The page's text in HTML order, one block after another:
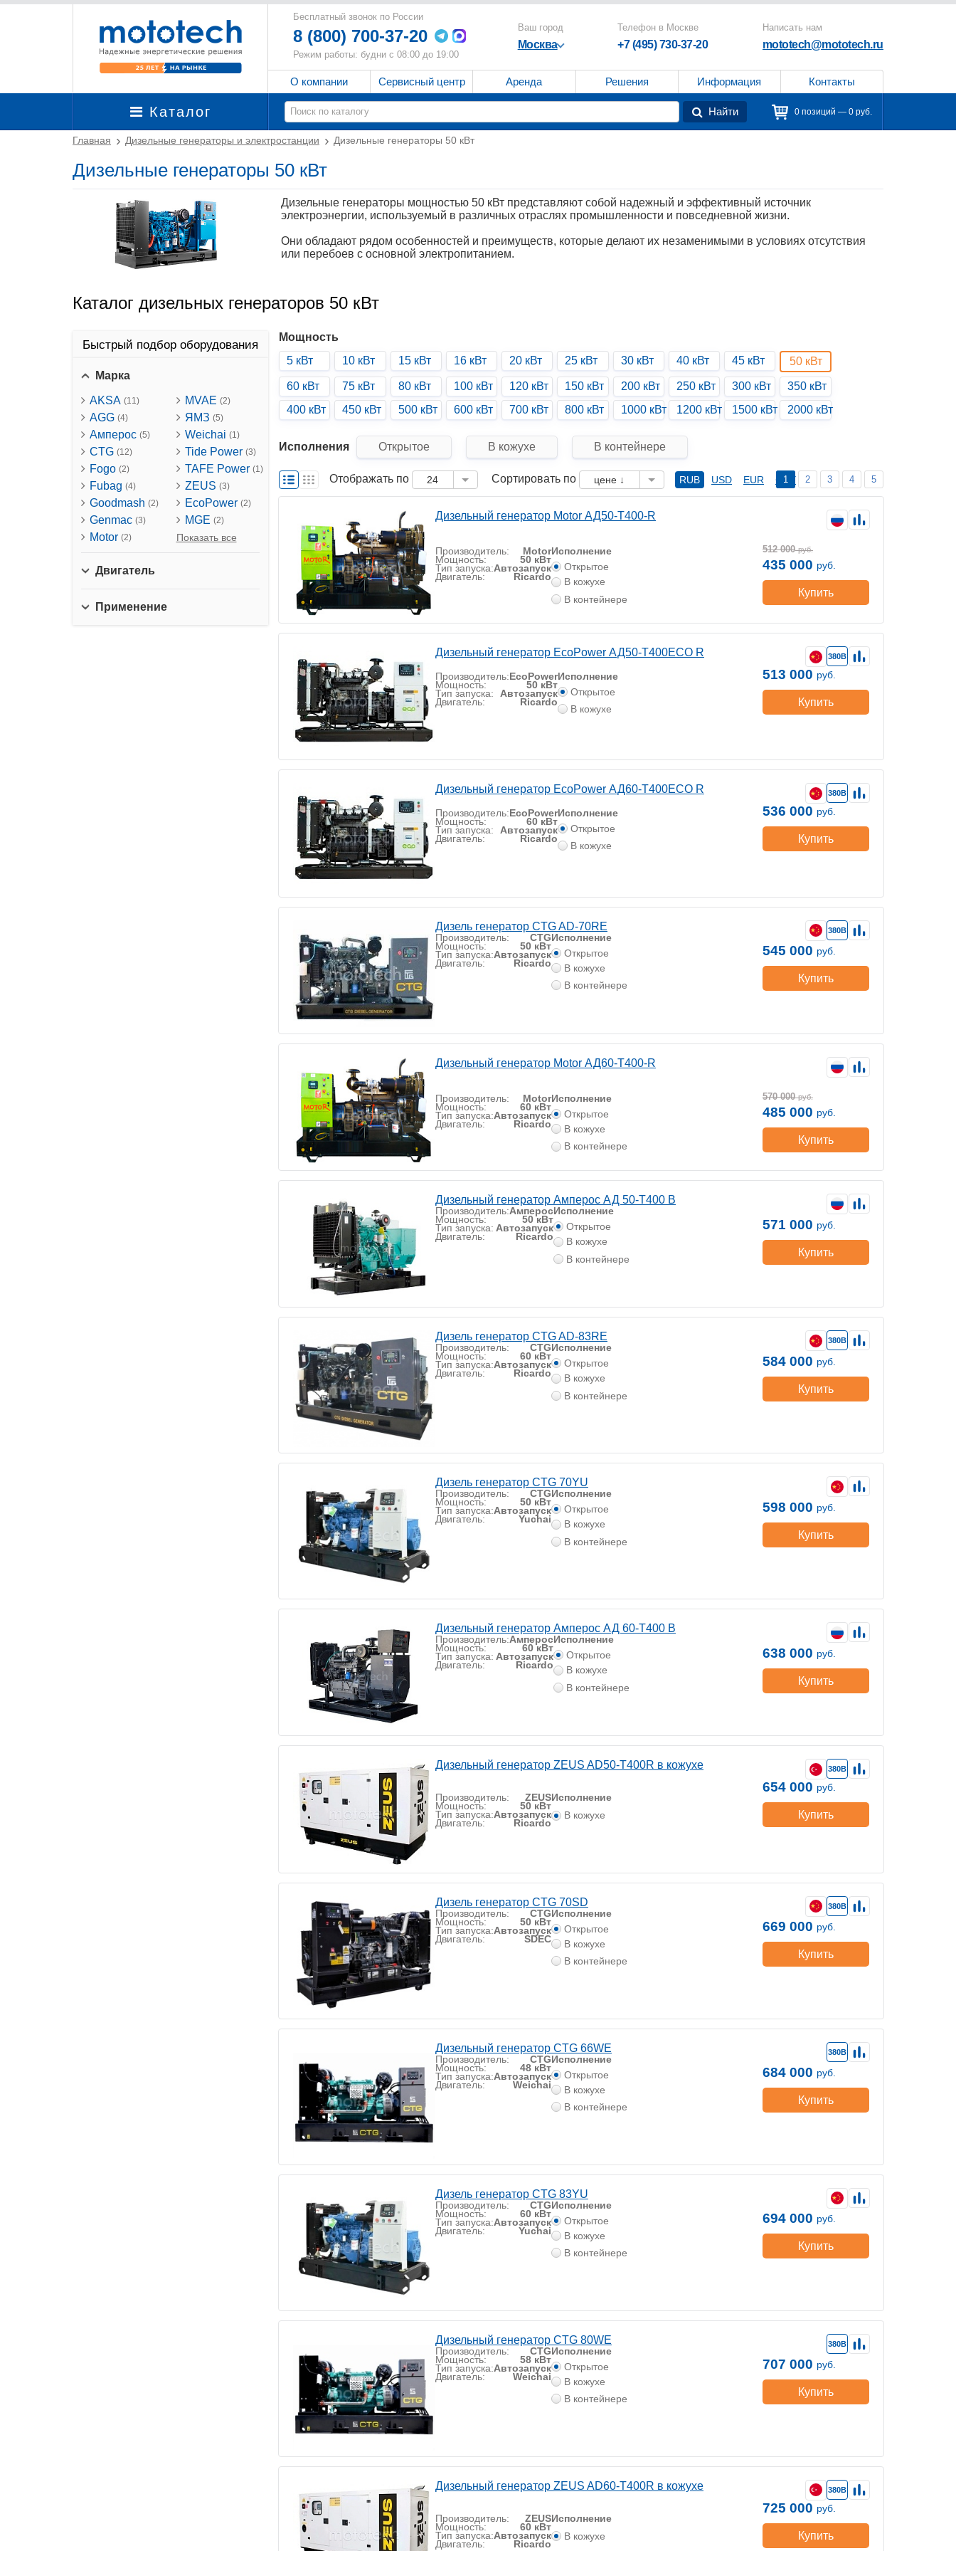
Бесплатный звонок по России
8 (800) 700-37-20
Режим работы: будни с 08:00 до 19:00
Ваш город
Москва
Телефон в Москве
+7 (495) 730-37-20
Написать нам
mototech@mototech.ru
О компании Сервисный центр Аренда Решения Информация Контакты
Каталог Найти 0 позиций — 0 руб.
Главная Дизельные генераторы и электростанции Дизельные генераторы 50 кВт
Дизельные генераторы 50 кВт
Дизельные генераторы мощностью 50 кВт представляют собой надежный и эффективный источник
электроэнергии, используемый в различных отраслях промышленности и повседневной жизни.
Они обладают рядом особенностей и преимуществ, которые делают их незаменимыми в условиях отсутствия
или перебоев с основной электропитанием.
Каталог дизельных генераторов 50 кВт
Быстрый подбор оборудования
Марка
AKSA (11)
AGG (4)
Амперос (5)
CTG (12)
Fogo (2)
Fubag (4)
Goodmash (2)
Genmac (3)
Motor (2)
MVAE (2)
ЯМЗ (5)
Weichai (1)
Tide Power (3)
TAFE Power (1)
ZEUS (3)
EcoPower (2)
MGE (2)
Показать все
Двигатель
Применение
Мощность
5 кВт
10 кВт 15 кВт 16 кВт 20 кВт 25 кВт 30 кВт 40 кВт 45 кВт 50 кВт
60 кВт 75 кВт 80 кВт 100 кВт 120 кВт 150 кВт 200 кВт 250 кВт 300 кВт
350 кВт
400 кВт
450 кВт 500 кВт 600 кВт 700 кВт 800 кВт 1000 кВт 1200 кВт 1500 кВт 2000 кВт
Исполнения Открытое В кожухе В контейнере
Отображать по 24 Сортировать по цене ↓ RUB USD EUR CNY
1 2 3 4 5
Дизельный генератор Motor АД50-Т400-R
Производитель: Motor
Мощность: 50 кВт
Тип запуска:Автозапуск
Двигатель: Ricardo
Исполнение
Открытое
В кожухе
В контейнере
512 000 руб.
435 000 руб.
Купить
Дизельный генератор EcoPower АД50-T400ECO R
Производитель:EcoPower
Мощность: 50 кВт
Тип запуска: Автозапуск
Двигатель: Ricardo
Исполнение
Открытое
В кожухе
380В
513 000 руб.
Купить
Дизельный генератор EcoPower АД60-T400ECO R
Производитель:EcoPower
Мощность: 60 кВт
Тип запуска: Автозапуск
Двигатель: Ricardo
Исполнение
Открытое
В кожухе
380В
536 000 руб.
Купить
Дизель генератор CTG AD-70RE
Производитель: CTG
Мощность: 50 кВт
Тип запуска:Автозапуск
Двигатель: Ricardo
Исполнение
Открытое
В кожухе
В контейнере
380В
545 000 руб.
Купить
Дизельный генератор Motor АД60-Т400-R
Производитель: Motor
Мощность: 60 кВт
Тип запуска:Автозапуск
Двигатель: Ricardo
Исполнение
Открытое
В кожухе
В контейнере
570 000 руб.
485 000 руб.
Купить
Дизельный генератор Амперос АД 50-Т400 B
Производитель:Амперос
Мощность: 50 кВт
Тип запуска: Автозапуск
Двигатель: Ricardo
Исполнение
Открытое
В кожухе
В контейнере
571 000 руб.
Купить
Дизель генератор CTG AD-83RE
Производитель: CTG
Мощность: 60 кВт
Тип запуска:Автозапуск
Двигатель: Ricardo
Исполнение
Открытое
В кожухе
В контейнере
380В
584 000 руб.
Купить
Дизель генератор CTG 70YU
Производитель: CTG
Мощность: 50 кВт
Тип запуска:Автозапуск
Двигатель: Yuchai
Исполнение
Открытое
В кожухе
В контейнере
598 000 руб.
Купить
Дизельный генератор Амперос АД 60-Т400 B
Производитель:Амперос
Мощность: 60 кВт
Тип запуска: Автозапуск
Двигатель: Ricardo
Исполнение
Открытое
В кожухе
В контейнере
638 000 руб.
Купить
Дизельный генератор ZEUS AD50-T400R в кожухе
Производитель: ZEUS
Мощность: 50 кВт
Тип запуска:Автозапуск
Двигатель: Ricardo
Исполнение
В кожухе
380В
654 000 руб.
Купить
Дизель генератор CTG 70SD
Производитель: CTG
Мощность: 50 кВт
Тип запуска:Автозапуск
Двигатель: SDEC
Исполнение
Открытое
В кожухе
В контейнере
380В
669 000 руб.
Купить
Дизельный генератор CTG 66WE
Производитель: CTG
Мощность: 48 кВт
Тип запуска:Автозапуск
Двигатель: Weichai
Исполнение
Открытое
В кожухе
В контейнере
380В
684 000 руб.
Купить
Дизель генератор CTG 83YU
Производитель: CTG
Мощность: 60 кВт
Тип запуска:Автозапуск
Двигатель: Yuchai
Исполнение
Открытое
В кожухе
В контейнере
694 000 руб.
Купить
Дизельный генератор CTG 80WE
Производитель: CTG
Мощность: 58 кВт
Тип запуска:Автозапуск
Двигатель: Weichai
Исполнение
Открытое
В кожухе
В контейнере
380В
707 000 руб.
Купить
Дизельный генератор ZEUS AD60-T400R в кожухе
Производитель: ZEUS
Мощность: 60 кВт
Тип запуска:Автозапуск
Двигатель: Ricardo
Исполнение
В кожухе
380В
725 000 руб.
Купить